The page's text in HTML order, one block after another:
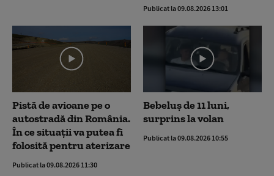
Publicat la 09.08.2026 13:01
Pistă de avioane pe o
autostradă din România.
În ce situații va putea fi
folosită pentru aterizare
Publicat la 09.08.2026 11:30
Bebeluș de 11 luni,
surprins la volan
Publicat la 09.08.2026 10:55